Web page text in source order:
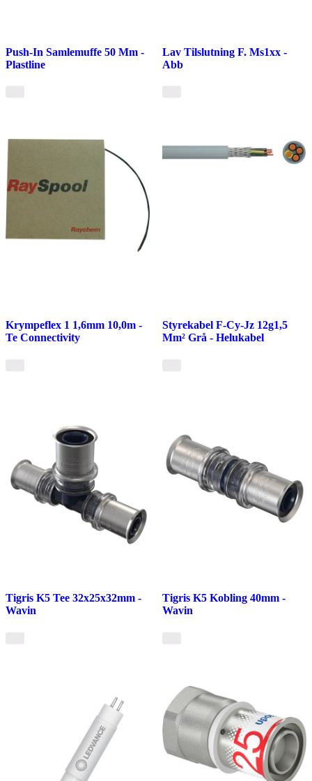
Push-In Samlemuffe 50 Mm -
Plastline
Lav Tilslutning F. Ms1xx -
Abb
Krympeflex 1 1,6mm 10,0m -
Te Connectivity
Styrekabel F-Cy-Jz 12g1,5
Mm² Grå - Helukabel
Tigris K5 Tee 32x25x32mm -
Wavin
Tigris K5 Kobling 40mm -
Wavin